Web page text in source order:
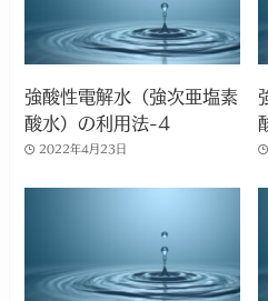
強酸性電解水（強次亜塩素
酸水）の利用法-4
2022年4月23日